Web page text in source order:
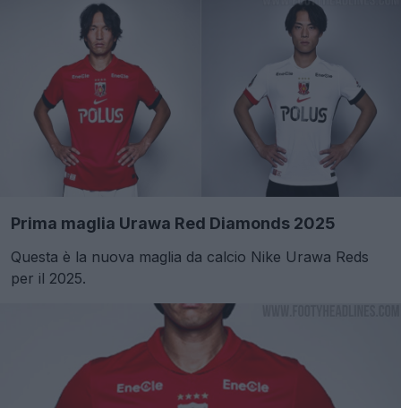
Prima maglia Urawa Red Diamonds 2025
Questa è la nuova maglia da calcio Nike Urawa Reds
per il 2025.